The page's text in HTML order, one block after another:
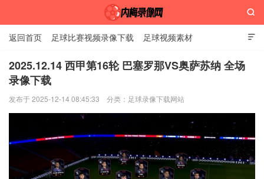
内梅录像网

返回首页 足球比赛视频录像下载 足球视频素材

2025.12.14 西甲第16轮 巴塞罗那VS奥萨苏纳 全场
录像下载
发布于 2025-12-14 08:45:33 分类： 足球录像下载网站